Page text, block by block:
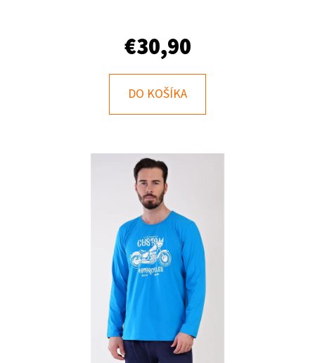
€30,90
DO KOŠÍKA